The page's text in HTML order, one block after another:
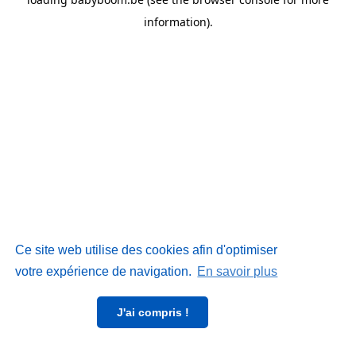
Ce site web utilise des cookies afin d'optimiser
votre expérience de navigation. En savoir plus
J'ai compris !
information).